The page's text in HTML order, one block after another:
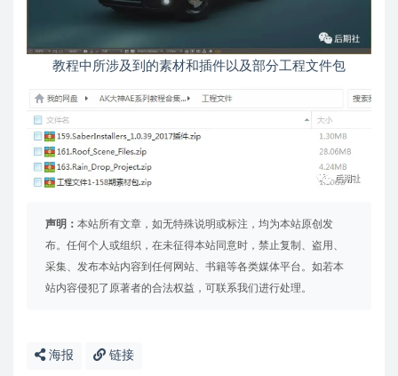
教程中所涉及到的素材和插件以及部分工程文件包
声明： 本站所有文章，如无特殊说明或标注，均为本站原创发
布。任何个人或组织，在未征得本站同意时，禁止复制、盗用、
采集、发布本站内容到任何网站、书籍等各类媒体平台。如若本
站内容侵犯了原著者的合法权益，可联系我们进行处理。
海报 链接